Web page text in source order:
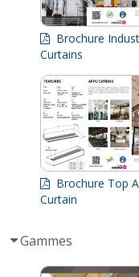
Brochure
Curtains
Brochure Top
Curtain
Gammes